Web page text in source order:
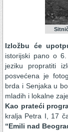
Izložbu će
istorijski pano o
jeziku propratiti
posvećena je
brda i Senjaka u
mladih i lokalne
Kao prateći
kralja Petra I, 17
“Emili nad